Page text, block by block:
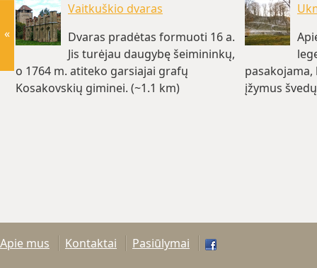
Vaitkuškio dvaras
Dvaras pradėtas formuoti 16 a.
Jis turėjau daugybę šeimininkų,
o 1764 m. atiteko garsiajai grafų
Kosakovskių giminei. (~1.1 km)
įžymus
«
Apie mus Kontaktai Pasiūlymai